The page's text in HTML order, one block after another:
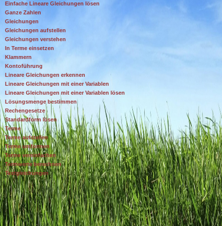
Einfache Lineare Gleichungen lösen
Ganze Zahlen
Gleichungen
Gleichungen aufstellen
Gleichungen verstehen
In Terme einsetzen
Klammern
Kontoführung
Lineare Gleichungen erkennen
Lineare Gleichungen mit einer Variablen
Lineare Gleichungen mit einer Variablen lösen
Lösungsmenge bestimmen
Rechengesetze
Standardform lösen
Terme
Terme aufstellen
Terme umformen
Terme vereinfachen
Termwerte berechnen
Textgleichungen